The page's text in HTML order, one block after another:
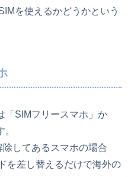
を使えるかどうかという
「SIMフリースマホ」か
してあるスマホの場合
を差し替えるだけで海外の